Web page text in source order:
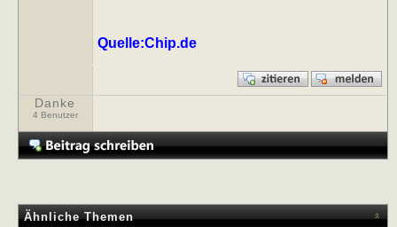
Quelle:Chip.de
Danke
4 Benutzer
Ähnliche Themen